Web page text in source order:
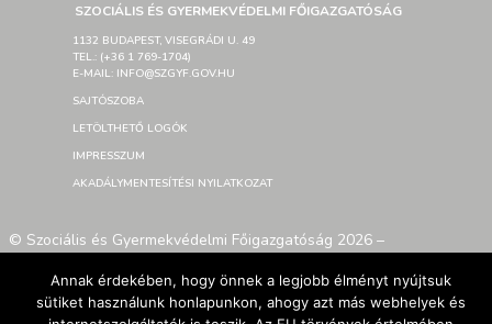
SZOCIÁLIS ÉS GYERMEKVÉDELMI FŐIGAZGATÓSÁG
1132 BUDAPEST, VISEGRÁDI U. 49
TEL.: (+36 1 769-1704)
E-MAIL: INFO@SZGYF.GOV.HU
SAJTÓSZOBA
LETÖLTHETŐ LOGÓK
IMPRESSZUM
AKADÁLYMENTESÍTÉSI NYILATKOZAT
© Szociális és Gyermekvédelmi Főigazgatóság 2026 –
Annak érdekében, hogy önnek a legjobb élményt nyújtsuk
sütiket használunk honlapunkon, ahogy azt más webhelyek és